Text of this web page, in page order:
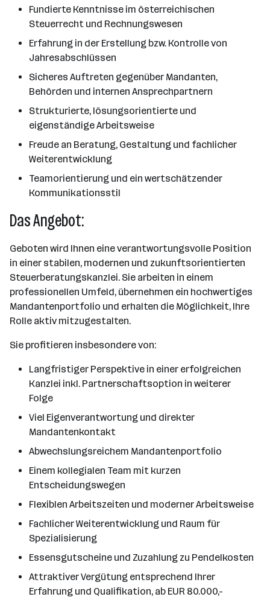
Fundierte Kenntnisse im österreichischen
Steuerrecht und Rechnungswesen
Erfahrung in der Erstellung bzw. Kontrolle von
Jahresabschlüssen
Sicheres Auftreten gegenüber Mandanten,
Behörden und internen Ansprechpartnern
Strukturierte, lösungsorientierte und
eigenständige Arbeitsweise
Freude an Beratung, Gestaltung und fachlicher
Weiterentwicklung
Teamorientierung und ein wertschätzender
Kommunikationsstil
Das Angebot:
Geboten wird Ihnen eine verantwortungsvolle Position
in einer stabilen, modernen und zukunftsorientierten
Steuerberatungskanzlei. Sie arbeiten in einem
professionellen Umfeld, übernehmen ein hochwertiges
Mandantenportfolio und erhalten die Möglichkeit, Ihre
Rolle aktiv mitzugestalten.
Sie profitieren insbesondere von:
Langfristiger Perspektive in einer erfolgreichen
Kanzlei inkl. Partnerschaftsoption in weiterer
Folge
Viel Eigenverantwortung und direkter
Mandantenkontakt
Abwechslungsreichem Mandantenportfolio
Einem kollegialen Team mit kurzen
Entscheidungswegen
Flexiblen Arbeitszeiten und moderner Arbeitsweise
Fachlicher Weiterentwicklung und Raum für
Spezialisierung
Essensgutscheine und Zuzahlung zu Pendelkosten
Attraktiver Vergütung entsprechend Ihrer
Erfahrung und Qualifikation, ab EUR 80.000,-